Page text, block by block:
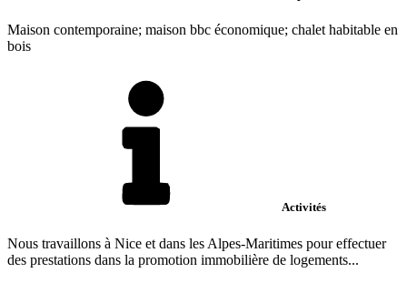
Maison contemporaine; maison bbc économique; chalet habitable en
bois
Activités
Nous travaillons à Nice et dans les Alpes-Maritimes pour effectuer
des prestations dans la promotion immobilière de logements...